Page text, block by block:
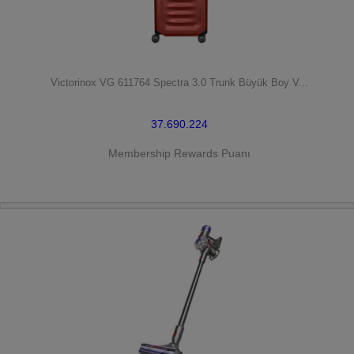
Victorinox VG 611764 Spectra 3.0 Trunk Büyük Boy V...
37.690.224
Membership Rewards Puanı